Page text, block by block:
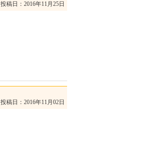
投稿日：2016年11月25日
投稿日：2016年11月02日